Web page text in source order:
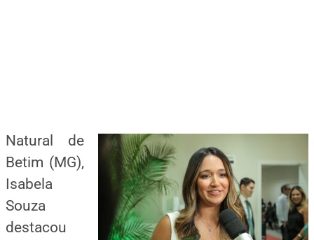
Natural de
Betim (MG),
Isabela
Souza
destacou